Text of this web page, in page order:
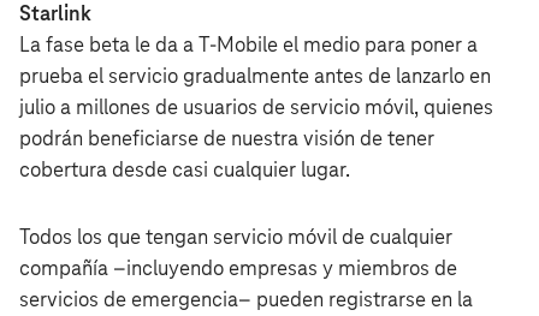
Starlink
La fase beta le da a T‑Mobile el medio para poner a
prueba el servicio gradualmente antes de lanzarlo en
julio a millones de usuarios de servicio móvil, quienes
podrán beneficiarse de nuestra visión de tener
cobertura desde casi cualquier lugar.
Todos los que tengan servicio móvil de cualquier
compañía –incluyendo empresas y miembros de
servicios de emergencia– pueden registrarse en la